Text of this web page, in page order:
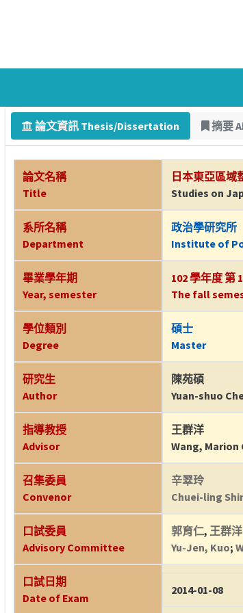
論文資訊 Thesis/Dissertation 摘要
論文名稱
Title
日本東亞區域
Studies on
系所名稱
Department
政治學研究所
Institute of
畢業學年期
Year, semester
102 學年度 第
The fall
學位類別
Degree
碩士
Master
研究生
Author
陳苑碩
Yuan-shuo
指導教授
Advisor
王群洋
Wang, Marion
召集委員
Convenor
辛翠玲
Chuei-ling
口試委員
Advisory Committee
郭育仁, 王群洋
Yu-Jen, Kuo;
口試日期
Date of Exam
2014-01-08